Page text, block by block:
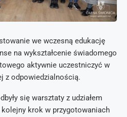
we wczesną edukację
na wykształcenie świadomego
aktywnie uczestniczyć w
z odpowiedzialnością.
się warsztaty z udziałem
kolejny krok w przygotowaniach